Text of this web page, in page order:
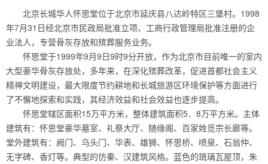
北京长城华人怀思堂位于北京市延庆县八达岭特区三堡村。1998
年7月31日经北京市民政局批准立项、工商行政管理局批准注册的企
业法人，专营骨灰存放和殡葬服务业务。
怀思堂于1999年9月9日9时9分开放，作为北京市目前唯一的室内
大型豪华骨灰存放处，多年来，在深化殡葬改革，促进首都社会主义
精神文明建设，最大限度节约耕地和长城旅游区环境保护等方面进行
了不懈地探索和实践，其经济效益和社会效益也逐步提高。
怀思堂辖区面积15万平方米，整体建筑面积5．8万平方米。主体
建筑有：怀思堂豪华墓室、礼祭大厅、随缘阁、百家姓觅宗长廊等。
堂外建筑有：阙门、乌头门、华表、雄狮、怀思桥、喷泉、石翁仲、
无字碑、香灯等。典型的仿秦、汉建筑风格。蓝色的琉璃瓦屋顶，朱